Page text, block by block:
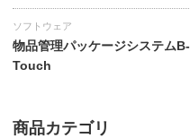
ソフトウェア
物品管理パッケージシステムB-
Touch
商品カテゴリ